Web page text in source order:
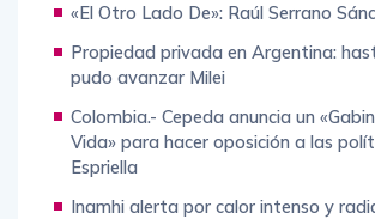
«El Otro Lado De»: Raúl Serrano
Propiedad privada en Argentina:
pudo avanzar Milei
Colombia.- Cepeda anuncia un
Vida» para hacer oposición a las
Espriella
Inamhi alerta por calor intenso y